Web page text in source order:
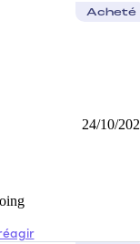
Acheté
24/10/